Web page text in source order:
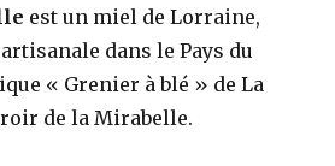
est un miel de Lorraine,
dans le Pays du
« Grenier à blé » de La
de la Mirabelle.